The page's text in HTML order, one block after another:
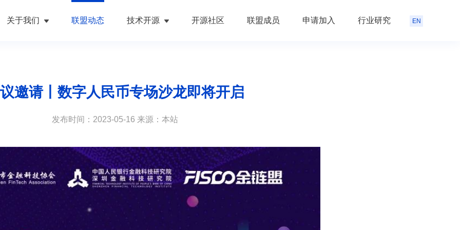
EN
关于我们 联盟动态 技术开源 开源社区 联盟成员 申请加入 行业研究
邀请丨数字人民币专场沙龙即将开启
发布时间：2023-05-16 来源：本站